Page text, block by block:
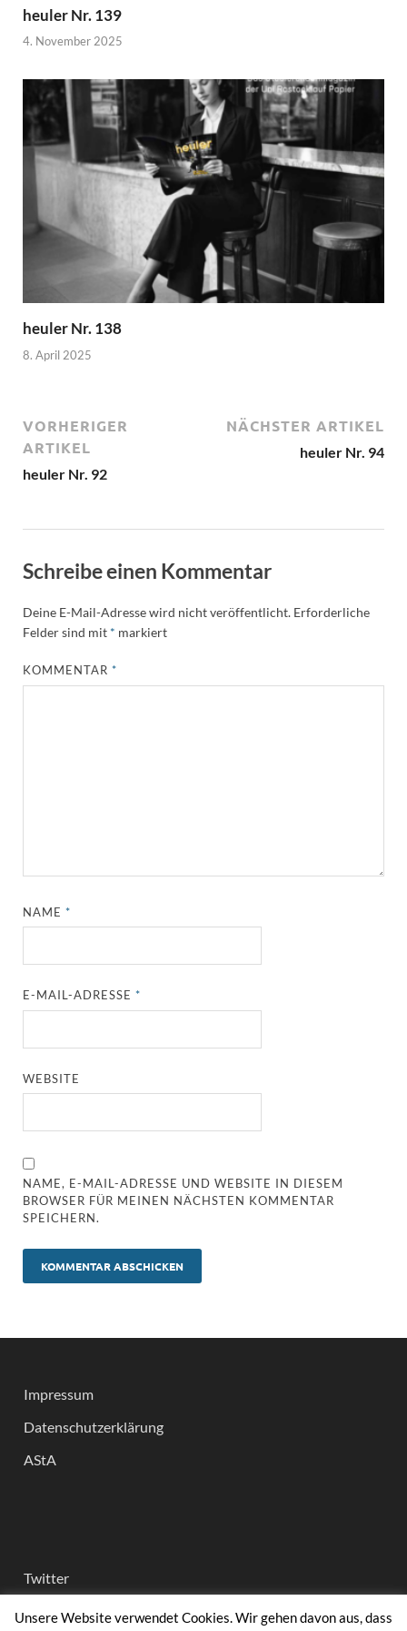
heuler Nr. 139
4. November 2025
heuler Nr. 138
8. April 2025
VORHERIGER
ARTIKEL
heuler Nr. 92
NÄCHSTER ARTIKEL
heuler Nr. 94
Schreibe einen Kommentar
Deine E-Mail-Adresse wird nicht veröffentlicht. Erforderliche
Felder sind mit * markiert
KOMMENTAR*
NAME*
E-MAIL-ADRESSE*
WEBSITE
NAME, E-MAIL-ADRESSE UND WEBSITE IN DIESEM
BROWSER FÜR MEINEN NÄCHSTEN KOMMENTAR
SPEICHERN.
Impressum
Datenschutzerklärung
AStA
Twitter
Instagram
Unsere Website verwendet Cookies. Wir gehen davon aus, dass